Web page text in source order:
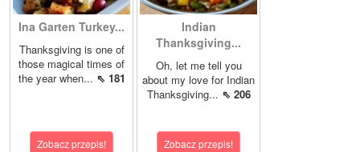
Ina Garten Turkey...
Thanksgiving is one of
those magical times of
the year when... ⇖ 181
Zobacz przepis!
Indian
Thanksgiving...
Oh, let me tell you
about my love for Indian
Thanksgiving... ⇖ 206
Zobacz przepis!